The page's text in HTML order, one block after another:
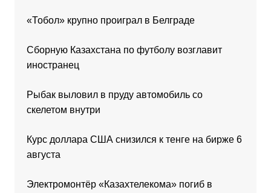
«Тобол» крупно проиграл в Белграде
Сборную Казахстана по футболу возглавит
иностранец
Рыбак выловил в пруду автомобиль со
скелетом внутри
Курс доллара США снизился к тенге на бирже 6
августа
Электромонтёр «Казахтелекома» погиб в